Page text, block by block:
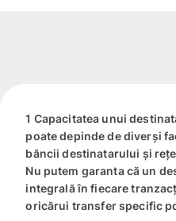
1 Capacitatea unui
poate depinde de diverși
băncii destinatarului și
Nu putem garanta că un
integrală în fiecare
oricărui transfer specific